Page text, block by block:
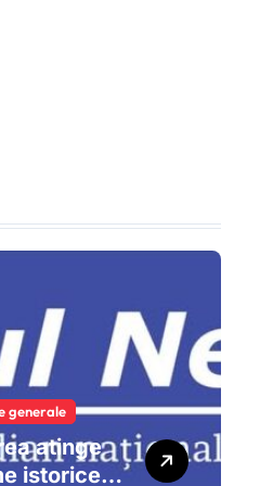
generale
atinge
istorice